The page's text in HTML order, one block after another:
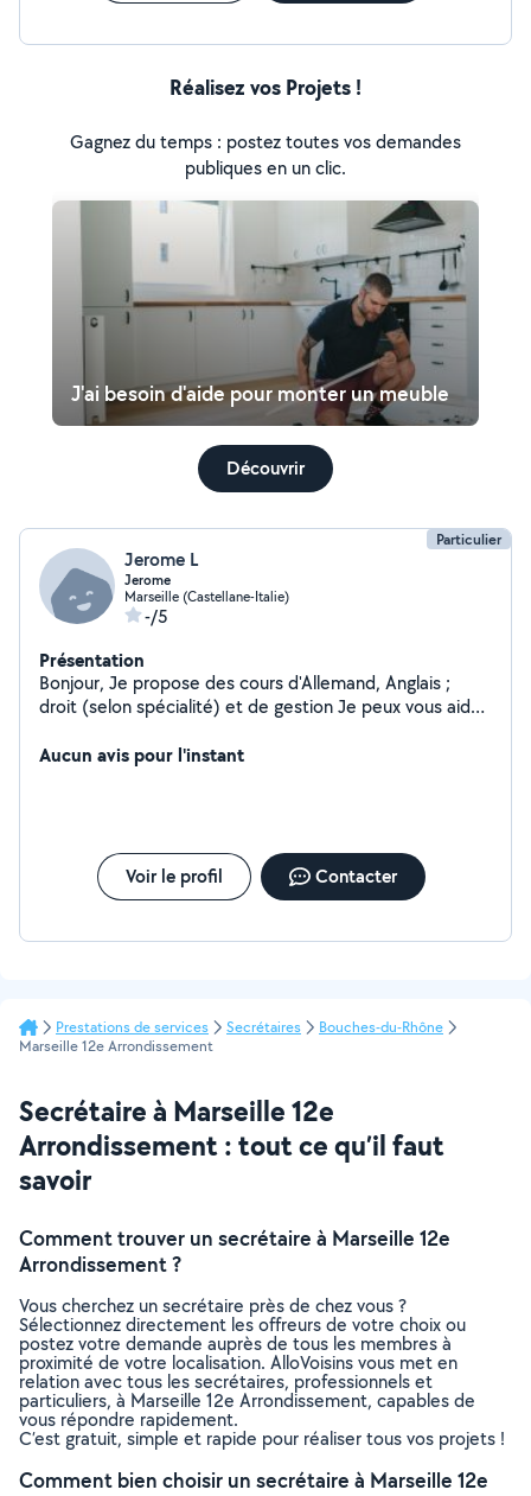
Réalisez vos Projets !
Gagnez du temps : postez toutes vos demandes
publiques en un clic.
J'ai besoin d'aide pour monter un meuble
Découvrir
Particulier
Jerome L
Jerome
Marseille (Castellane-Italie)
-/5
Présentation
Bonjour, Je propose des cours d'Allemand, Anglais ;
droit (selon spécialité) et de gestion Je peux vous aider
Aucun avis pour l'instant
Voir le profil Contacter
Prestations de services Secrétaires
Bouches-du-Rhône
Marseille 12e Arrondissement
Secrétaire à Marseille 12e
Arrondissement : tout ce qu’il faut
savoir
Comment trouver un secrétaire à Marseille 12e
Arrondissement ?
Vous cherchez un secrétaire près de chez vous ?
Sélectionnez directement les offreurs de votre choix ou
postez votre demande auprès de tous les membres à
proximité de votre localisation. AlloVoisins vous met en
relation avec tous les secrétaires, professionnels et
particuliers, à Marseille 12e Arrondissement, capables de
vous répondre rapidement.
C’est gratuit, simple et rapide pour réaliser tous vos projets !
Comment bien choisir un secrétaire à Marseille 12e